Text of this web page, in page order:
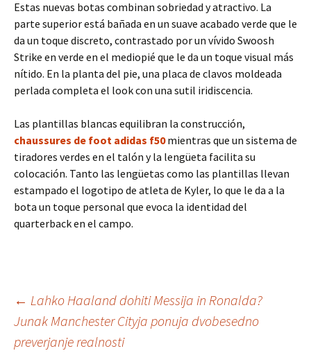
Estas nuevas botas combinan sobriedad y atractivo. La
parte superior está bañada en un suave acabado verde que le
da un toque discreto, contrastado por un vívido Swoosh
Strike en verde en el mediopié que le da un toque visual más
nítido. En la planta del pie, una placa de clavos moldeada
perlada completa el look con una sutil iridiscencia.
Las plantillas blancas equilibran la construcción,
chaussures de foot adidas f50mientras que un sistema de
tiradores verdes en el talón y la lengüeta facilita su
colocación. Tanto las lengüetas como las plantillas llevan
estampado el logotipo de atleta de Kyler, lo que le da a la
bota un toque personal que evoca la identidad del
quarterback en el campo.
Inläggsnavigering
← Lahko Haaland dohiti Messija in Ronalda?
Junak Manchester Cityja ponuja dvobesedno
preverjanje realnosti